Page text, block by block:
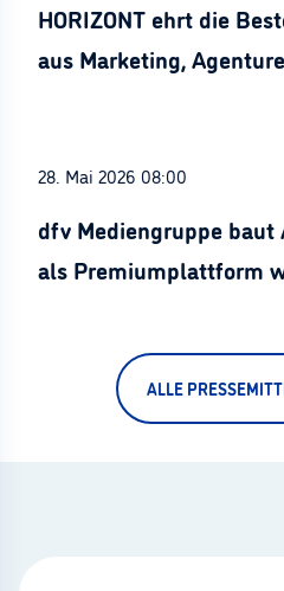
HORIZONT ehrt die
aus Marketing,
28. Mai 2026 08:00
dfv Mediengruppe baut
als Premiumplattform
ALLE